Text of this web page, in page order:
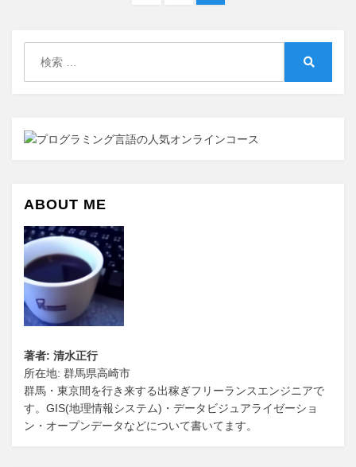
を
て
の
ー
送
ー
ー
ABOUT ME
著者: 清水正行
所在地: 群馬県高崎市
群馬・東京間を行き来する出稼ぎフリーランスエンジニアで
す。GIS(地理情報システム)・データビジュアライゼーショ
ン・オープンデータなどについて書いてます。